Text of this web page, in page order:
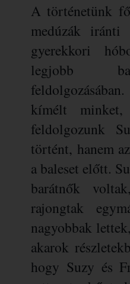
A történetünk
medúzák iránti
gyerekkori
legjobb
kímélt
feldolgozunk
történt, hanem
a baleset előtt.
barátnők
rajongtak
nagyobbak
akarok
hogy Suzy és